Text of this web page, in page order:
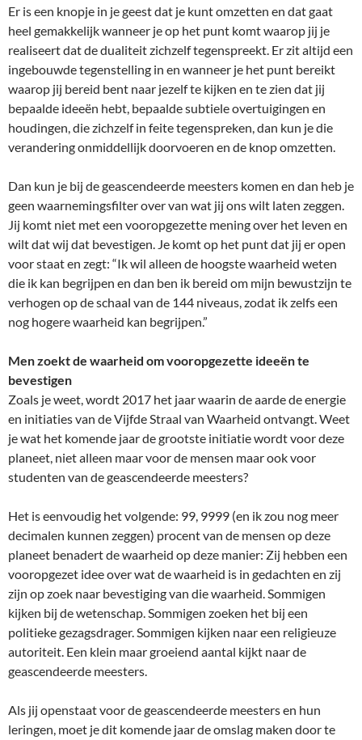
Er is een knopje in je geest dat je kunt omzetten en dat gaat
heel gemakkelijk wanneer je op het punt komt waarop jij je
realiseert dat de dualiteit zichzelf tegenspreekt. Er zit altijd een
ingebouwde tegenstelling in en wanneer je het punt bereikt
waarop jij bereid bent naar jezelf te kijken en te zien dat jij
bepaalde ideeën hebt, bepaalde subtiele overtuigingen en
houdingen, die zichzelf in feite tegenspreken, dan kun je die
verandering onmiddellijk doorvoeren en de knop omzetten.
Dan kun je bij de geascendeerde meesters komen en dan heb je
geen waarnemingsfilter over van wat jij ons wilt laten zeggen.
Jij komt niet met een vooropgezette mening over het leven en
wilt dat wij dat bevestigen. Je komt op het punt dat jij er open
voor staat en zegt: “Ik wil alleen de hoogste waarheid weten
die ik kan begrijpen en dan ben ik bereid om mijn bewustzijn te
verhogen op de schaal van de 144 niveaus, zodat ik zelfs een
nog hogere waarheid kan begrijpen.”
Men zoekt de waarheid om vooropgezette ideeën te
bevestigen
Zoals je weet, wordt 2017 het jaar waarin de aarde de energie
en initiaties van de Vijfde Straal van Waarheid ontvangt. Weet
je wat het komende jaar de grootste initiatie wordt voor deze
planeet, niet alleen maar voor de mensen maar ook voor
studenten van de geascendeerde meesters?
Het is eenvoudig het volgende: 99, 9999 (en ik zou nog meer
decimalen kunnen zeggen) procent van de mensen op deze
planeet benadert de waarheid op deze manier: Zij hebben een
vooropgezet idee over wat de waarheid is in gedachten en zij
zijn op zoek naar bevestiging van die waarheid. Sommigen
kijken bij de wetenschap. Sommigen zoeken het bij een
politieke gezagsdrager. Sommigen kijken naar een religieuze
autoriteit. Een klein maar groeiend aantal kijkt naar de
geascendeerde meesters.
Als jij openstaat voor de geascendeerde meesters en hun
leringen, moet je dit komende jaar de omslag maken door te